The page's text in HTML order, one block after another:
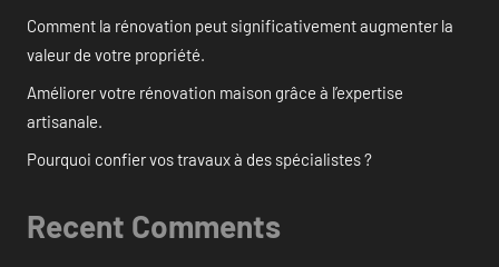
Comment la rénovation peut significativement augmenter la
valeur de votre propriété.
Améliorer votre rénovation maison grâce à l’expertise
artisanale.
Pourquoi confier vos travaux à des spécialistes ?
Recent Comments